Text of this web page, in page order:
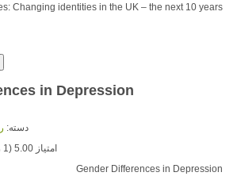
Changing identities in the UK – the next 10 years
in Depression
دسته:
امتیاز 5.00 (1 رای)
Gender Differences in Depression